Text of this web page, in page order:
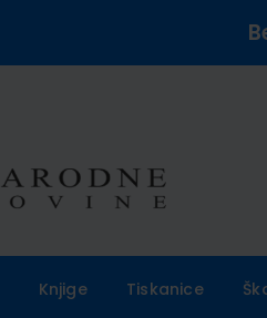
Knjige Tiskanice